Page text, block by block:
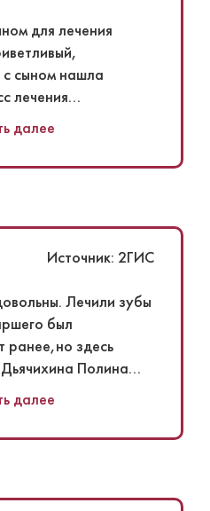
для лечения
с сыном нашла
лечения
он себя
хорошо. Сын
Весь процесс
После доктор
и после
"Доктору Келлеру"
и отличное
далее
Источник: 2ГИС
Лечили зубы
был
ранее,но здесь
Полина
про дальнейшее
уютно,детям есть
далее